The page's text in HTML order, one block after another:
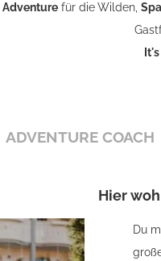
Adventure für die Wilden, Spa
ADVENTURE COACH
Hier
Du